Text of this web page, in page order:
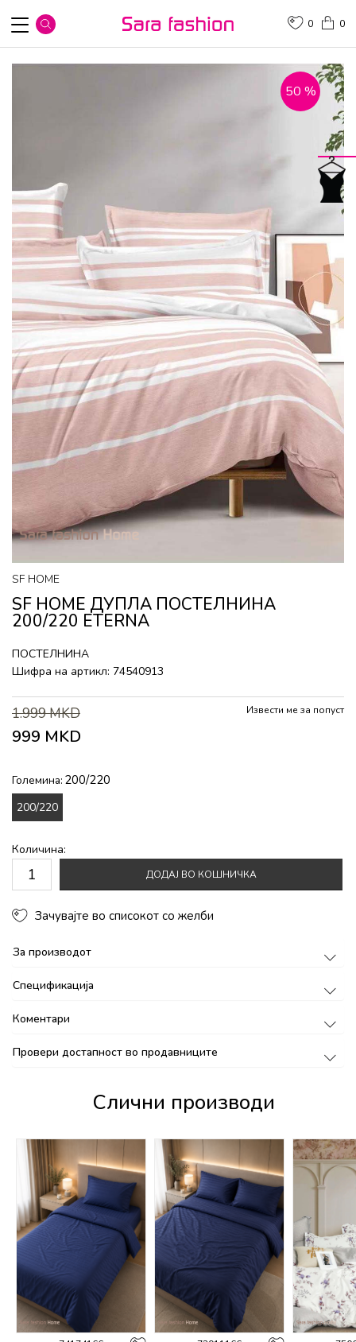
0
0
50 %
SF HOME
SF HOME ДУПЛА ПОСТЕЛНИНА
200/220 ETERNA
ПОСТЕЛНИНА
Шифра на артикл: 74540913
1.999MKD
999 MKD
Извести ме за попуст
Големина: 200/220
200/220
Количина:
ДОДАЈ ВО КОШНИЧКА
Зачувајте во списокот со желби
За производот
Спецификација
Коментари
Провери достапност во продавниците
Слични производи